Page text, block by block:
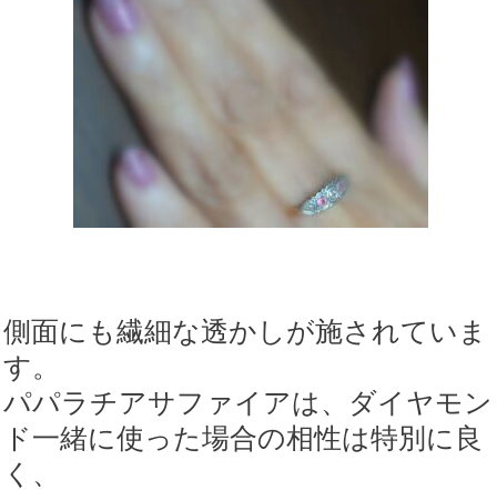
側面にも繊細な透かしが施されていま
す。
パパラチアサファイアは、ダイヤモン
ド一緒に使った場合の相性は特別に良
く、